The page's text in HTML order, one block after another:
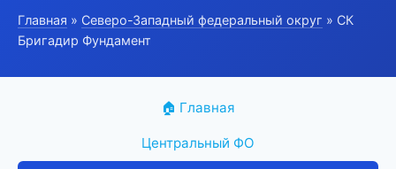
Главная » Северо-Западный федеральный округ » СК
Бригадир Фундамент
🏠 Главная
Центральный ФО